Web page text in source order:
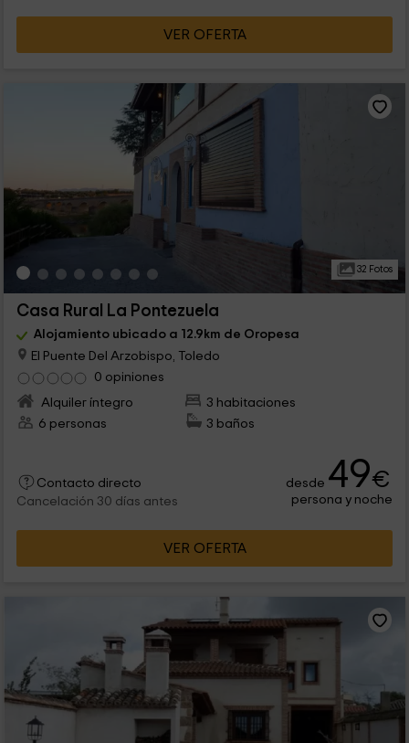
VER OFERTA
32 Fotos
Casa Rural La Pontezuela
Alojamiento ubicado a 12.9km de Oropesa
El Puente Del Arzobispo, Toledo
0 opiniones
Alquiler íntegro
3 habitaciones
6 personas
3 baños
Contacto directo
Cancelación 30 días antes
desde 49€
persona y noche
VER OFERTA